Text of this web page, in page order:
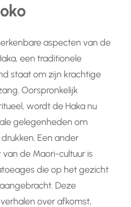
aspecten van de
een traditionele
staat om zijn krachtige
Oorspronkelijk
wordt de Haka nu
gelegenheden om
Een ander
de Maori-cultuur is
die op het gezicht
Deze
over afkomst,